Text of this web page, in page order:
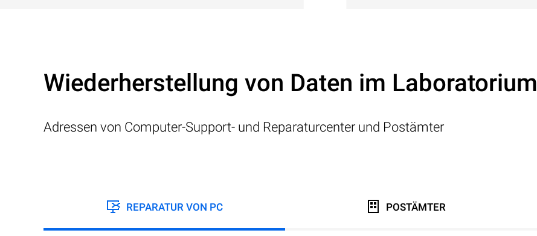
Wiederherstellung von Daten im Laboratorium
Adressen von Computer-Support- und Reparaturcenter und Postämter
REPARATUR VON PC POSTÄMTER